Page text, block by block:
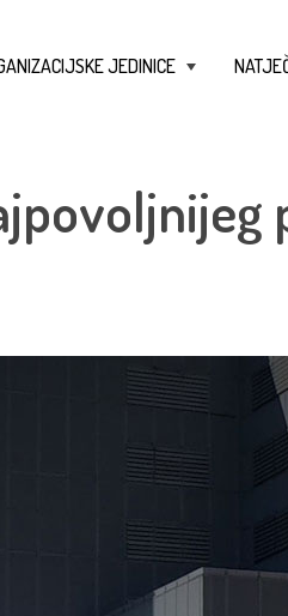
JEDINICE